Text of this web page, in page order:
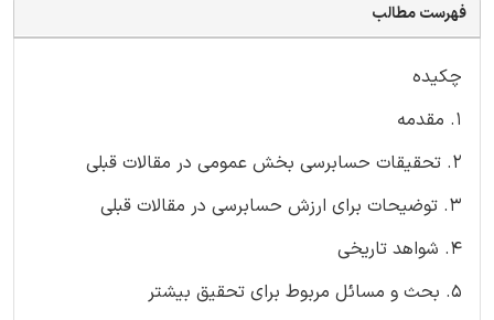
فهرست مطالب
چکیده
1. مقدمه
2. تحقیقات حسابرسی بخش عمومی در مقالات قبلی
3. توضیحات برای ارزش حسابرسی در مقالات قبلی
4. شواهد تاریخی
5. بحث و مسائل مربوط برای تحقیق بیشتر